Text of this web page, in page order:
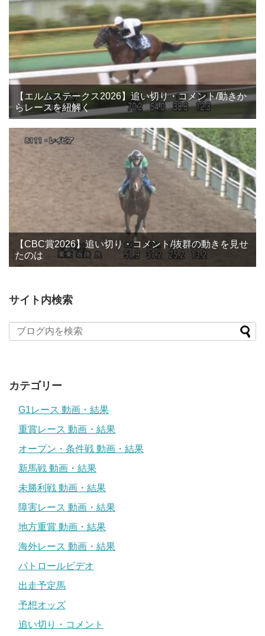
【エルムステークス2026】追い切り・コメント/動きか
らレースを紐解く
【CBC賞2026】追い切り・コメント/抜群の動きを見せ
たのは
サイト内検索
カテゴリー
G1レース 動画・結果
重賞レース 動画・結果
オープン・条件戦 動画・結果
新馬戦 動画・結果
未勝利戦 動画・結果
障害レース 動画・結果
地方重賞 動画・結果
海外レース 動画・結果
パトロールビデオ
出走予定馬
予想オッズ
追い切り・コメント